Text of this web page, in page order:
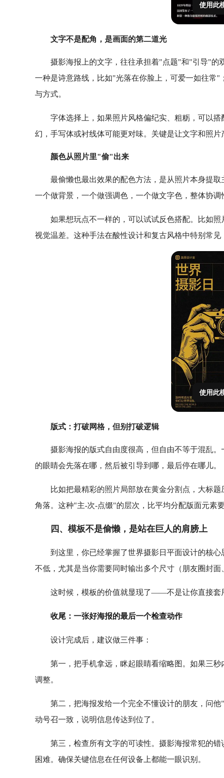
使用此
文字不是配角，是画面的第二道光
摄影海报上的文字，往往承担着"点题"和"引导"的
一种是诗意路线，比如"光落在你脸上，可爱一如往常
与方式。
字体选择上，如果照片风格偏纪实、粗粝，可以
幻，手写体或衬线体可能更对味。关键是让文字和照片
颜色从照片里"偷"出来
最偷懒也最出效果的配色方法，是从照片本身提
一个做背景，一个做强调色，一个做文字色，整体协调
如果想玩点不一样的，可以试试反色搭配。比如
视觉温差。这种手法在酸性设计和复古风格中特别常见
使用此
版式：打破网格，但别打破逻辑
摄影海报的版式自由度很高，但自由不等于混乱
的眼睛会先落在哪，然后被引导到哪，最后停在哪儿。
比如把最精彩的照片局部放在黄金分割点，大标
角落。这种"主-次-点缀"的层次，比平均分配版面元素要
四、模板不是偷懒，是站在巨人的肩膀上
到这里，你已经掌握了世界摄影日平面设计的核
不低，尤其是当你需要同时输出多个尺寸（朋友圈封
这时候，模板的价值就显现了——不是让你直接套
收尾：一张好海报的最后一个检查动作
设计完成后，建议做三件事：
第一，把手机拿远，眯起眼睛看缩略图。如果三
调整。
第二，把海报发给一个完全不懂设计的朋友，问
动号召一致，说明信息传达到位了。
第三，检查所有文字的可读性。摄影海报常犯的
困难。确保关键信息在任何设备上都能一眼识别。